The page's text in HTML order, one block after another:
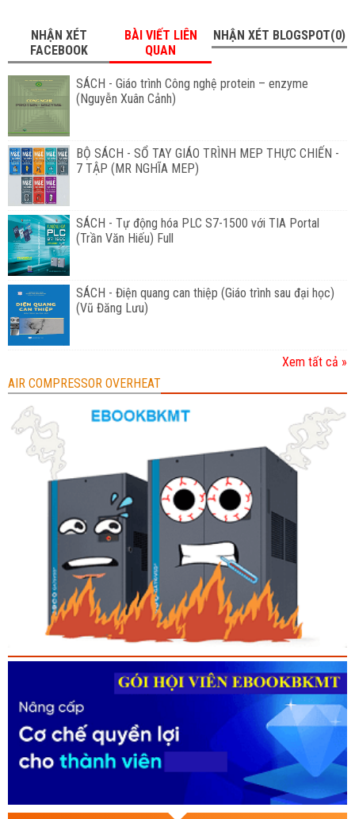
NHẬN XÉT
FACEBOOK
BÀI VIẾT LIÊN
QUAN
NHẬN XÉT BLOGSPOT(0)
SÁCH - Giáo trình Công nghệ protein – enzyme
(Nguyễn Xuân Cảnh)
BỘ SÁCH - SỔ TAY GIÁO TRÌNH MEP THỰC CHIẾN -
7 TẬP (MR NGHĨA MEP)
SÁCH - Tự động hóa PLC S7-1500 với TIA Portal
(Trần Văn Hiếu) Full
SÁCH - Điện quang can thiệp (Giáo trình sau đại học)
(Vũ Đăng Lưu)
Xem tất cả »
AIR COMPRESSOR OVERHEAT